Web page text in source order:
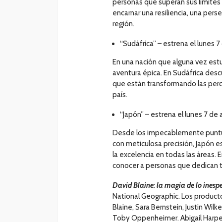
encarnar una resiliencia, una
región.
“Sudáfrica” – estrena el lunes
En una nación que alguna vez
aventura épica. En Sudáfrica
que están transformando las
país.
“Japón” – estrena el lunes 7 de
Desde los impecablemente
con meticulosa precisión, Japón
la excelencia en todas las áreas.
conocer a personas que dedican
David Blaine: la magia de lo
National Geographic. Los
Blaine, Sara Bernstein, Justin
Toby Oppenheimer. Abigail